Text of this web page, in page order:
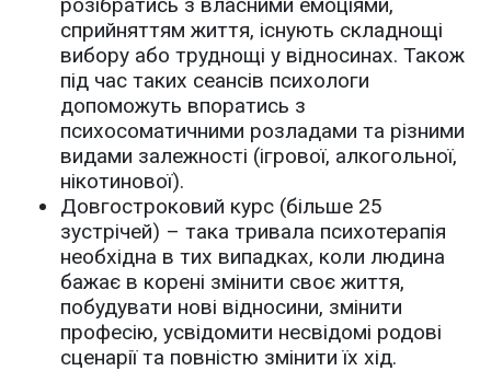
сприйняттям життя, існують складнощі
вибору або труднощі у відносинах. Також
під час таких сеансів психологи
допоможуть впоратись з
психосоматичними розладами та різними
видами залежності (ігрової, алкогольної,
нікотинової).
Довгостроковий курс (більше 25
зустрічей) – така тривала психотерапія
необхідна в тих випадках, коли людина
бажає в корені змінити своє життя,
побудувати нові відносини, змінити
професію, усвідомити несвідомі родові
сценарії та повністю змінити їх хід.